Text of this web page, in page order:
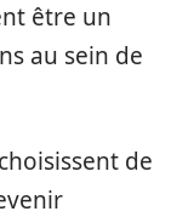
être un
au sein de
de